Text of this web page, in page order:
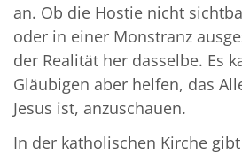
an. Ob die Hostie nicht
oder in einer Monstranz
der Realität her dasselbe. Es
Gläubigen aber helfen, das
Jesus ist, anzuschauen.
In der katholischen Kirche